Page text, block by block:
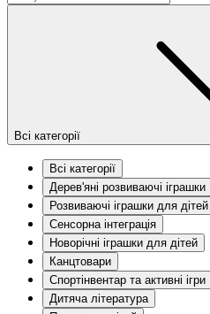
Всі категорії
Всі категорії
Дерев'яні розвиваючі іграшки
Розвиваючі іграшки для дітей
Сенсорна інтеграція
Новорічні іграшки для дітей
Канцтовари
Спортінвентар та активні ігри
Дитяча література